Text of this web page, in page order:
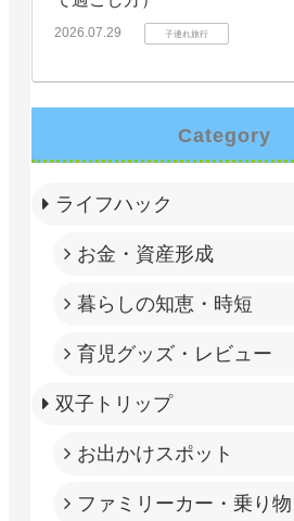
2026.07.29 子連れ旅行
Category
ライフハック
お金・資産形成
暮らしの知恵・時短
育児グッズ・レビュー
双子トリップ
お出かけスポット
ファミリーカー・乗り物